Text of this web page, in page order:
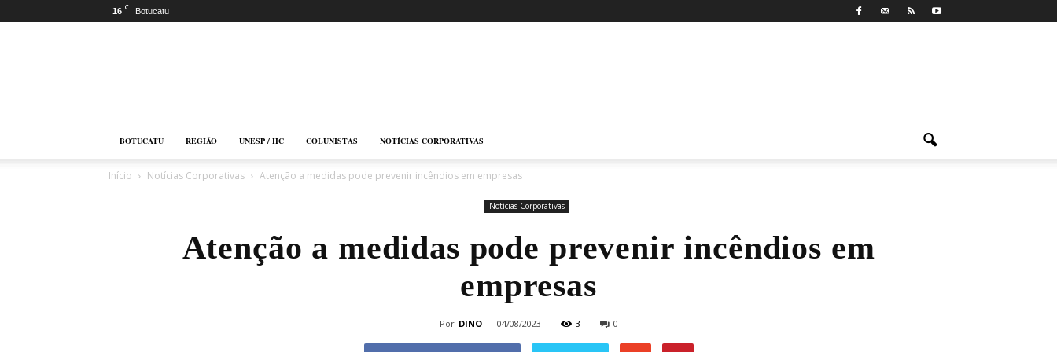
16 C Botucatu
BOTUCATU REGIÃO UNESP / HC COLUNISTAS NOTÍCIAS CORPORATIVAS
Início Notícias Corporativas Atenção a medidas pode prevenir incêndios em empresas
Notícias Corporativas
Atenção a medidas pode prevenir incêndios em
empresas
Por DINO - 04/08/2023 3 0